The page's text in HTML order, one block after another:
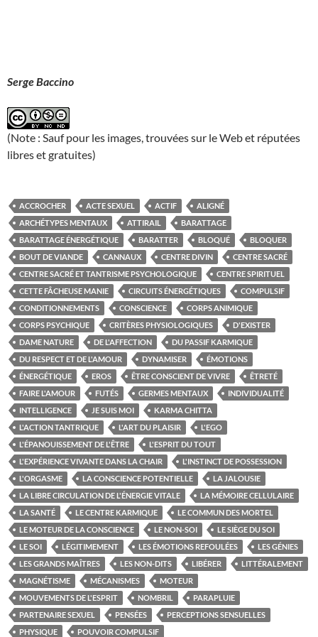
Serge Baccino
(Note : Sauf pour les images, trouvées sur le Web et réputées
libres et gratuites)
ACCROCHER ACTE SEXUEL ACTIF
ALIGNÉ
ARCHÉTYPES MENTAUX
ATTIRAIL
BARATTAGE
BARATTAGE ÉNERGÉTIQUE
BARATTER BLOQUÉ
BLOQUER
BOUT DE VIANDE
CANNAUX CENTRE DIVIN
CENTRE SACRÉ
CENTRE SACRÉ ET TANTRISME PSYCHOLOGIQUE
CENTRE SPIRITUEL
CETTE FÂCHEUSE MANIE
CIRCUITS ÉNERGÉTIQUES
COMPULSIF
CONDITIONNEMENTS
CONSCIENCE
CORPS ANIMIQUE
CORPS PSYCHIQUE
CRITÈRES PHYSIOLOGIQUES
D'EXISTER
DAME NATURE
DE L'AFFECTION
DU PASSIF KARMIQUE
DU RESPECT ET DE L'AMOUR
DYNAMISER
ÉMOTIONS
ÉNERGÉTIQUE
EROS ÊTRE CONSCIENT DE VIVRE
ÊTRETÉ
FAIRE L'AMOUR
FUTÉS GERMES MENTAUX
INDIVIDUALITÉ
INTELLIGENCE
JE SUIS MOI
KARMA CHITTA
L'ACTION TANTRIQUE
L'ART DU PLAISIR
L'EGO
L'ÉPANOUISSEMENT DE L'ÊTRE
L'ESPRIT DU TOUT
L'EXPÉRIENCE VIVANTE DANS LA CHAIR
L'INSTINCT DE POSSESSION
L'ORGASME
LA CONSCIENCE POTENTIELLE
LA JALOUSIE
LA LIBRE CIRCULATION DE L'ÉNERGIE VITALE
LA MÉMOIRE CELLULAIRE
LA SANTÉ
LE CENTRE KARMIQUE
LE COMMUN DES MORTEL
LE MOTEUR DE LA CONSCIENCE
LE NON-SOI
LE SIÈGE DU SOI
LE SOI
LÉGITIMEMENT LES ÉMOTIONS REFOULÉES
LES GÉNIES
LES GRANDS MAÎTRES
LES NON-DITS LIBÉRER
LITTÉRALEMENT
MAGNÉTISME
MÉCANISMES
MOTEUR
MOUVEMENTS DE L'ESPRIT
NOMBRIL
PARAPLUIE
PARTENAIRE SEXUEL
PENSÉES
PERCEPTIONS SENSUELLES
PHYSIQUE
POUVOIR COMPULSIF